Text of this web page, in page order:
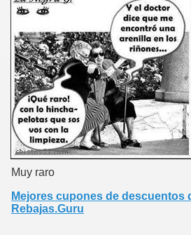
Muy raro
Mejores cupones de descuentos
Rebajas.Guru